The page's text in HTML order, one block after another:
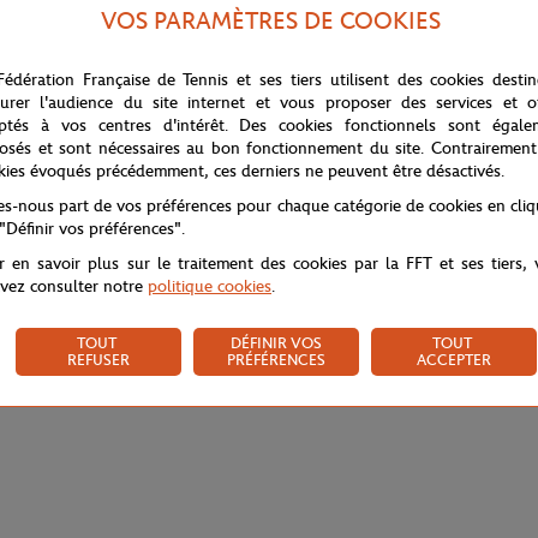
pièce de cette collection est conçue avec un accent sur la
une touche de dynamisme à chaque tenue, tandis que les logos du
enfants, propose des vêtements et des accessoires alliant confort,
casquettes de tennis.
VOS PARAMÈTRES DE COOKIES
Française de Tennis et ses tiers utilisent des cookies
l'audience du site internet et vous proposer des services et
à vos centres d'intérêt. Des cookies fonctionnels sont
et sont nécessaires au bon fonctionnement du site.
évoqués précédemment, ces derniers ne peuvent être désactivés.
nous part de vos préférences pour chaque catégorie de cookies en
vos préférences".
en savoir plus sur le traitement des cookies par la FFT et ses tiers,
consulter notre politique cookies.
TOUT
REFUSER
DÉFINIR VOS
PRÉFÉRENCES
TOUT
ACCEPTER